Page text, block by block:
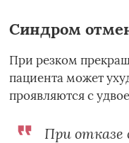
Синдром
При резком
пациента может
проявляются с
При отказе